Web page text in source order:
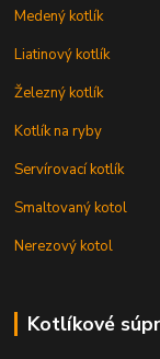
Medený kotlík
Liatinový kotlík
Železný kotlík
Kotlík na ryby
Servírovací kotlík
Smaltovaný kotol
Nerezový kotol
Kotlíkové